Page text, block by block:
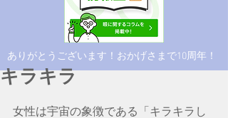
​ありがとうございます！おかげさまで10周年！
キラキラ
女性は宇宙の象徴である「キラキラし